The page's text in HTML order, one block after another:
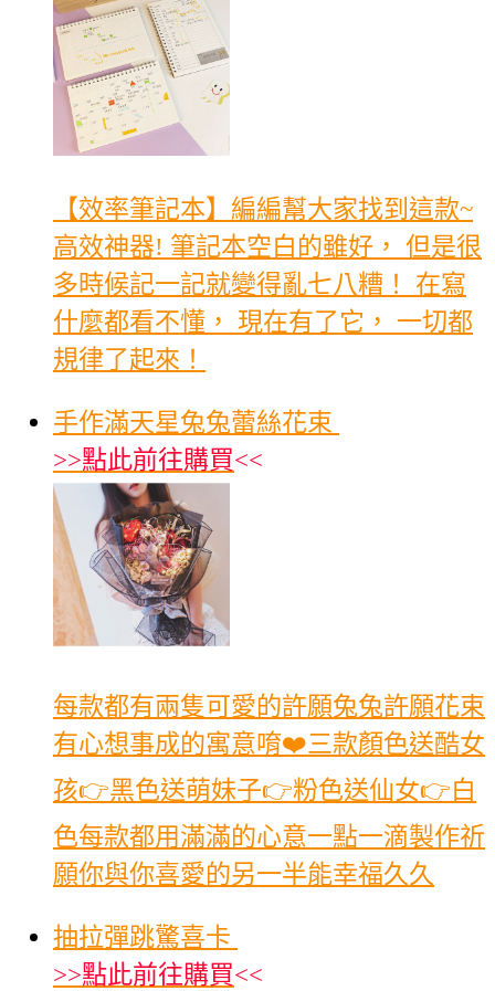
【效率筆記本】編編幫大家找到這款~
高效神器! 筆記本空白的雖好， 但是很
多時候記一記就變得亂七八糟！ 在寫
什麼都看不懂， 現在有了它， 一切都
規律了起來！
手作滿天星兔兔蕾絲花束
>>點此前往購買<<
每款都有兩隻可愛的許願兔兔許願花束
有心想事成的寓意唷❤️三款顏色送酷女
孩👉黑色送萌妹子👉粉色送仙女👉白
色每款都用滿滿的心意一點一滴製作祈
願你與你喜愛的另一半能幸福久久
抽拉彈跳驚喜卡
>>點此前往購買<<